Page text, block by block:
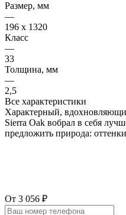
Размер, мм
—
196 x 1320
Класс
—
33
Толщина, мм
—
2,5
Все характеристики
Характерный,
Sierra Oak вобрал в себя
предложить природа:
От 3 056 ₽